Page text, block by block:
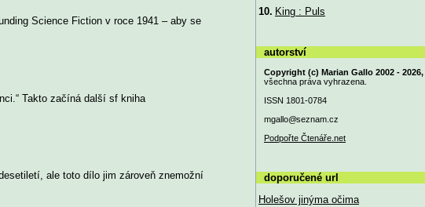
Science Fiction v roce 1941 – aby se
Takto začíná další sf kniha
ale toto dílo jim zároveň znemožní
10. King : Puls
autorství
Copyright (c) Marian Gallo 2002 - 2026,
všechna práva vyhrazena.
ISSN 1801-0784
mgallo@seznam.cz
Podpořte Čtenáře.net
doporučené url
Holešov jinýma očima